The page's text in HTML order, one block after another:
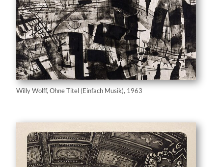
Willy Wolff, Ohne Titel (Einfach Musik), 1963